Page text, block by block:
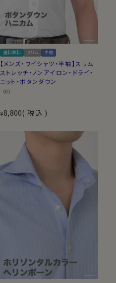
送料無料 スリム 半袖
【メンズ・ワイシャツ・半袖】スリム
ストレッチ・ノンアイロン・ドライ・
ニット・ボタンダウン
（0）
¥8,800 税込